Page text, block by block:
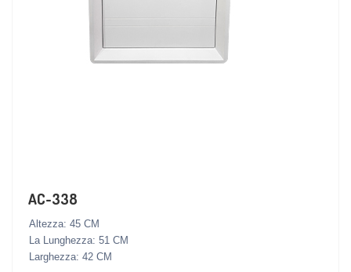
AC-338
Altezza: 45 CM
La Lunghezza: 51 CM
Larghezza: 42 CM